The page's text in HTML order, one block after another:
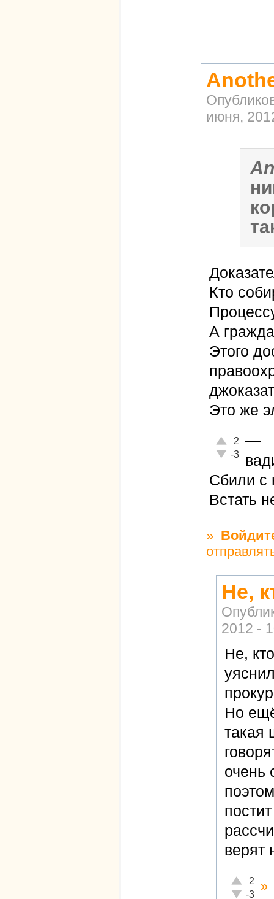
июня,
Кто
А
Этого
Это же
Отлично!
2
Неадекватно!
-3
—
Сбили с
Встать
»
Не,
2012 -
Не,
Но
такая
очень
верят
Отлично!
2
-3
»